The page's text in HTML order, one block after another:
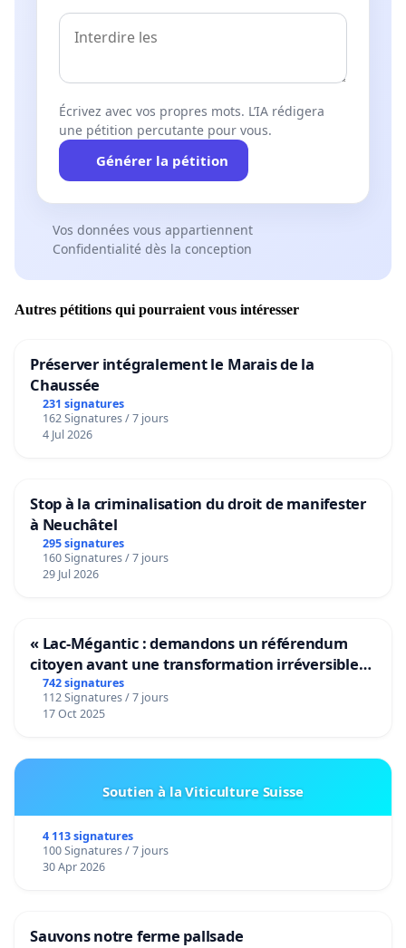
Écrivez avec vos propres mots. L’IA rédigera
une pétition percutante pour vous.
Générer la pétition
Vos données vous appartiennent
Confidentialité dès la conception
Autres pétitions qui pourraient vous intéresser
Préserver intégralement le Marais de la
Chaussée
231 signatures
162 Signatures / 7 jours
4 Jul 2026
Stop à la criminalisation du droit de manifester
à Neuchâtel
295 signatures
160 Signatures / 7 jours
29 Jul 2026
« Lac-Mégantic : demandons un référendum
citoyen avant une transformation irréversible
de notre territoire »
742 signatures
112 Signatures / 7 jours
17 Oct 2025
Soutien à la Viticulture Suisse
4 113 signatures
100 Signatures / 7 jours
30 Apr 2026
Sauvons notre ferme pallsade